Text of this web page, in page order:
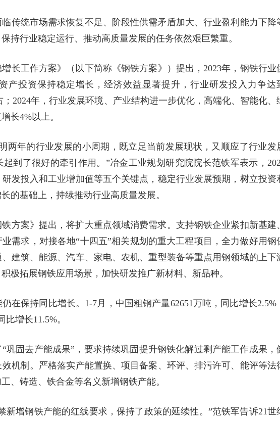
传统市场需求恢复不足、阶段性供需矛盾加大、行业盈利能力下降
持行业稳定运行、推动高质量发展的任务依然艰巨繁重。
长工作方案》（以下简称《钢铁方案》）提出，2023年，钢铁行业
产投资保持稳定增长，经济效益显著提升，行业研发投入力争达
；2024年，行业发展环境、产业结构进一步优化，高端化、智能化、
长4%以上。
两年的行业发展的小周期，既立足当前发展现状，又顺应了行业发
到了很好的牵引作用。”冶金工业规划研究院院长范铁军表示，
发投入和工业增加值等五个关键点，稳定行业发展预期，树立投资
的基础上，持续推动行业高质量发展。
方案》提出，将扩大重点领域消费需求。支持钢铁企业紧扣新基建、
需求，对接各地“十四五”相关规划的重大工程项目，全力做好用钢
建筑、能源、汽车、家电、农机、重型装备等重点用钢领域的上下
极拓展钢铁应用场景，加快研发推广新材料、新品种。
在保持同比增长。1-7月，中国粗钢产量62651万吨，同比增长2.5%
增长11.5%。
巩固去产能成果”，要求持续巩固提升钢铁化解过剩产能工作成果，
机制。严格落实产能置换、项目备案、环评、排污许可、能评等法
、铸造、铁合金等名义新增钢铁产能。
新增钢铁产能的红线要求，保持了政策的延续性。”范铁军告诉21世